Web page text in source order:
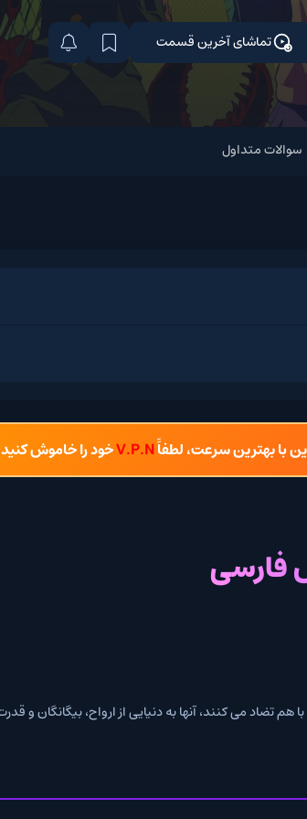
قسمت
سرعت، لطفاًV.P.Nخود را خاموش کنید.
آنها به دنیایی از ارواح، بیگانگان و قدرت های بیدار